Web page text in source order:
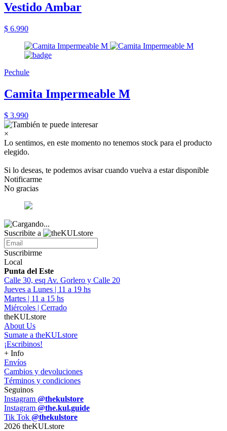
Vestido Ambar
$ 6.990
Pechule
Camita Impermeable M
$ 3.990
×
Lo sentimos, en este momento no tenemos stock para el producto
elegido.
Si lo deseas, te podemos avisar cuando vuelva a estar disponible
Notificarme
No gracias
Suscribite a
Suscribirme
Local
Punta del Este
Calle 30, esq Av. Gorlero y Calle 20
Jueves a Lunes | 11 a 19 hs
Martes | 11 a 15 hs
Miércoles | Cerrado
theKULstore
About Us
Sumate a theKULstore
¡Escribinos!
+ Info
Envíos
Cambios y devoluciones
Términos y condiciones
Seguinos
Instagram @thekulstore
Instagram @the.kul.guide
Tik Tok @thekulstore
2026 theKULstore